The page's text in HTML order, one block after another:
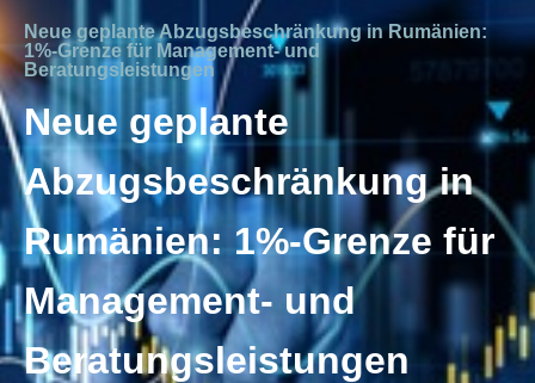
Branchen
Über Uns
Karriere
Kontakt
Standorte
DE
Neue geplante Abzugsbeschränkung in Rumänien:
1%-Grenze für Management- und
Beratungsleistungen
Neue geplante
Abzugsbeschränkung in
Rumänien: 1%-Grenze für
Management- und
Beratungsleistungen